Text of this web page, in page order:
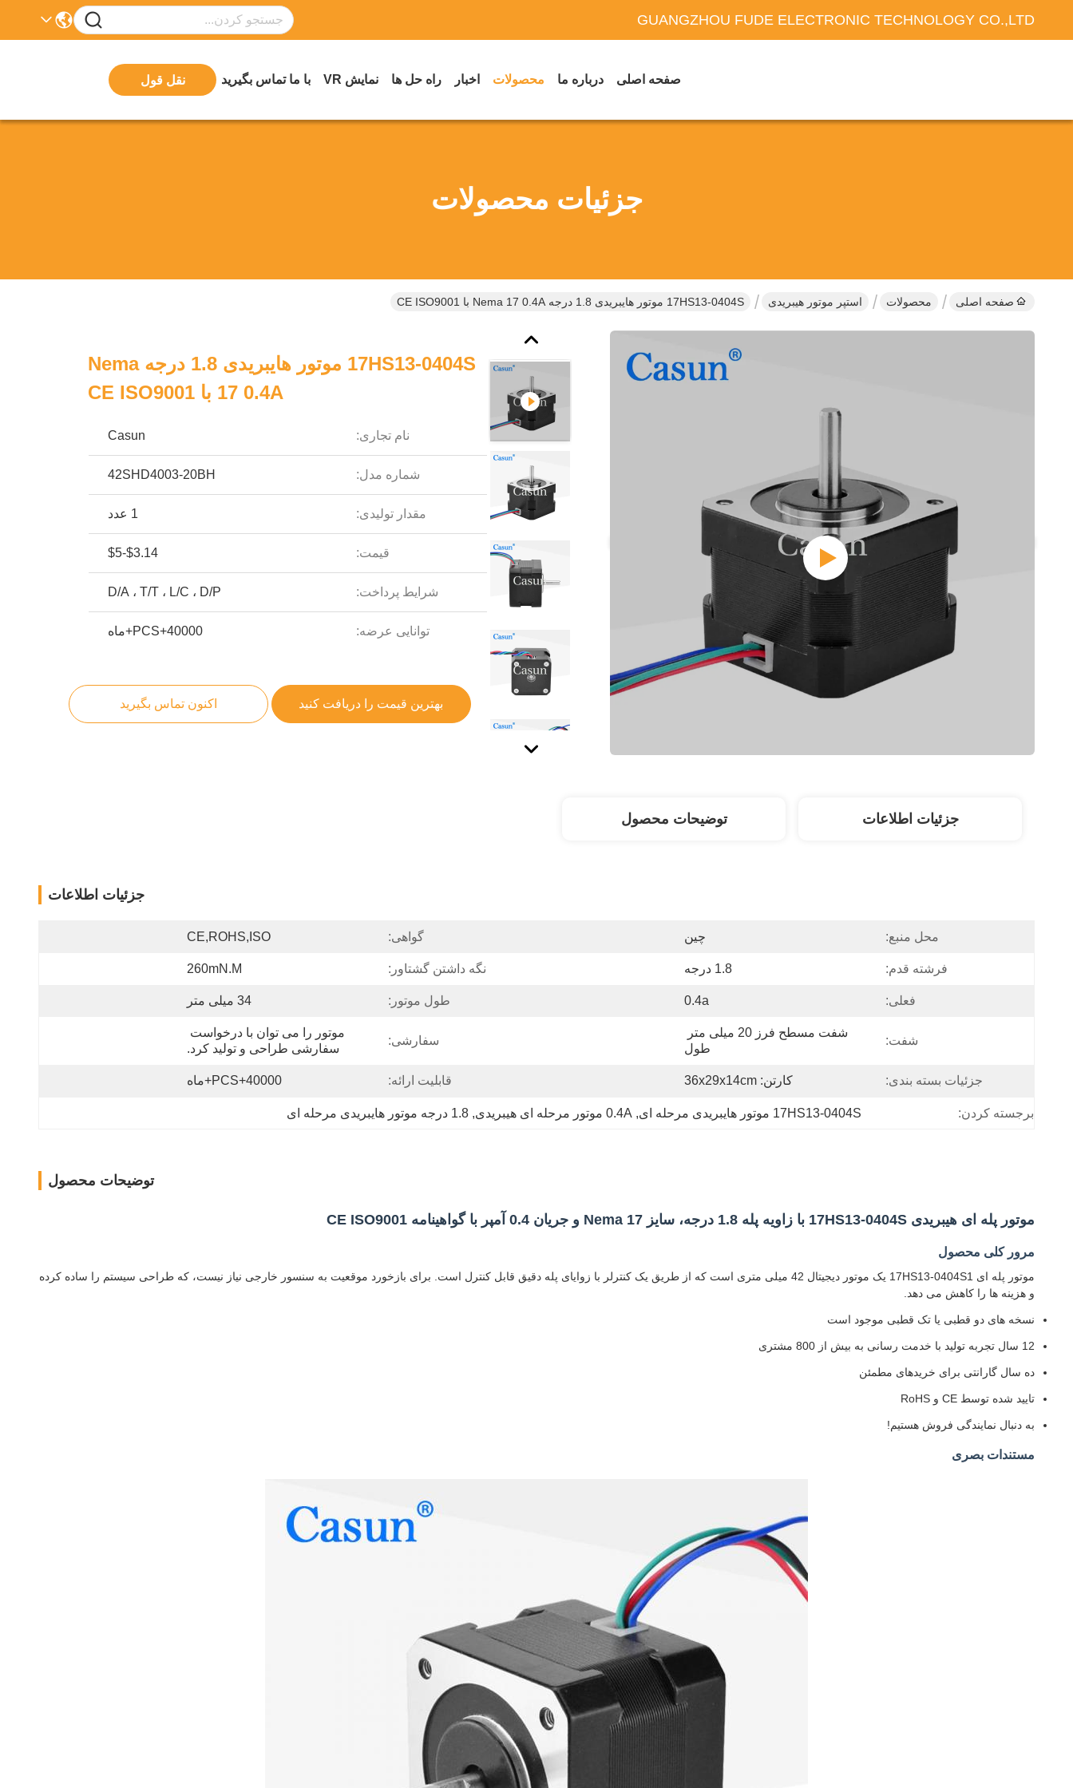
GUANGZHOU FUDE ELECTRONIC TECHNOLOGY CO.,LTD
صفحه اصلی درباره ما محصولات اخبار راه حل ها نمایش VR با ما تماس بگیرید نقل قول
جزئیات محصولات
صفحه اصلی محصولات استپر موتور هیبریدی 17HS13-0404S موتور هایبریدی 1.8 درجه Nema 17 0.4A با CE ISO9001
17HS13-0404S موتور هایبریدی 1.8 درجه Nema
17 0.4A با CE ISO9001
نام تجاری: Casun
شماره مدل: 42SHD4003-20BH
مقدار تولیدی: 1 عدد
قیمت: $3.14-$5
شرایط پرداخت: D/A ، T/T ، L/C ، D/P
توانایی عرضه: 40000+PCS+ماه
بهترین قیمت را دریافت کنید اکنون تماس بگیرید
جزئیات اطلاعات توضیحات محصول
جزئیات اطلاعات
محل منبع: چین گواهی: CE,ROHS,ISO
فرشته قدم: 1.8 درجه نگه داشتن گشتاور: 260mN.m
فعلی: 0.4a طول موتور: 34 میلی متر
شفت:
طول
سفارشی:
سفارشی طراحی و تولید کرد.
جزئیات بسته بندی: کارتن: 36x29x14cm قابلیت ارائه: 40000+PCS+ماه
برجسته کردن: 17HS13-0404S موتور هایبریدی مرحله ای , 0.4A موتور مرحله ای هیبریدی , 1.8 درجه موتور هایبریدی مرحله ای
توضیحات محصول
موتور پله ای هیبریدی 17HS13-0404S با زاویه پله 1.8 درجه، سایز Nema 17 و جریان 0.4 آمپر با گواهینامه CE ISO9001
مرور کلی محصول
موتور پله ای 17HS13-0404S1 یک موتور دیجیتال 42 میلی متری است که از طریق یک کنترلر با زوایای پله دقیق قابل کنترل است. برای بازخورد موقعیت به سنسور خارجی نیاز نیست، که طراحی سیستم را ساده کرده
و هزینه ها را کاهش می دهد.
نسخه های دو قطبی یا تک قطبی موجود است
12 سال تجربه تولید با خدمت رسانی به بیش از 800 مشتری
ده سال گارانتی برای خریدهای مطمئن
تایید شده توسط CE و RoHS
به دنبال نمایندگی فروش هستیم!
مستندات بصری